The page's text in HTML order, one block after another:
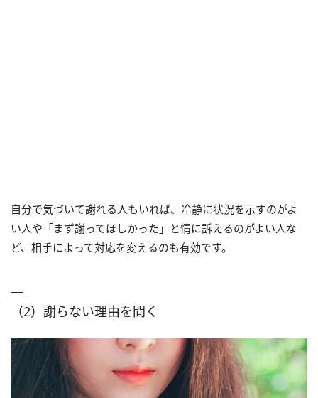
自分で気づいて謝れる人もいれば、冷静に状況を示すのがよ
い人や「まず謝ってほしかった」と情に訴えるのがよい人な
ど、相手によって対応を変えるのも有効です。
（2）謝らない理由を聞く